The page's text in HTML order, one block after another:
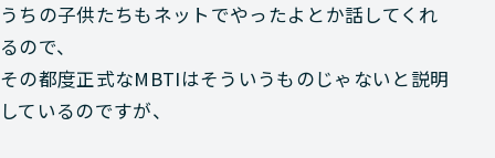
うちの子供たちもネットでやったよとか話してくれ
るので、
その都度正式なMBTIはそういうものじゃないと説明
しているのですが、